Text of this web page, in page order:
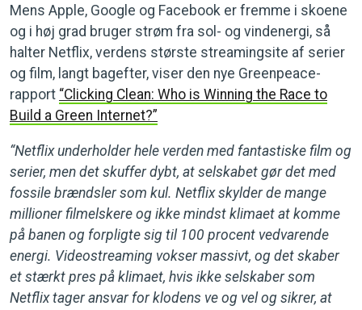
Mens Apple, Google og Facebook er fremme i skoene
og i høj grad bruger strøm fra sol- og vindenergi, så
halter Netflix, verdens største streamingsite af serier
og film, langt bagefter, viser den nye Greenpeace-
rapport “Clicking Clean: Who is Winning the Race to
Build a Green Internet?”
“Netflix underholder hele verden med fantastiske film og
serier, men det skuffer dybt, at selskabet gør det med
fossile brændsler som kul. Netflix skylder de mange
millioner filmelskere og ikke mindst klimaet at komme
på banen og forpligte sig til 100 procent vedvarende
energi. Videostreaming vokser massivt, og det skaber
et stærkt pres på klimaet, hvis ikke selskaber som
Netflix tager ansvar for klodens ve og vel og sikrer, at